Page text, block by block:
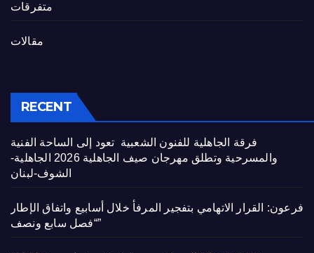
متفرقات
مقالات
RECENT
فرقة الجاهلية للفنون الشعبية تعود إلى الساحة الفنية
والمسرحية وتطلق مهرجان صيف الجاهلية 2026 الجاهلية-
الشوف-لبنان
فرعون: القرار الاتهامي بتفجير المرفأ خلال أسابيع واتفاق الإطار
“فصل سابع ونصف”